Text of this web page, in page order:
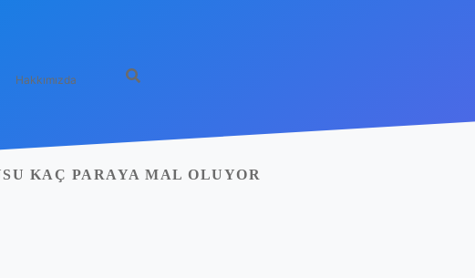
Hakkımızda
KAÇ PARAYA MAL OLUYOR